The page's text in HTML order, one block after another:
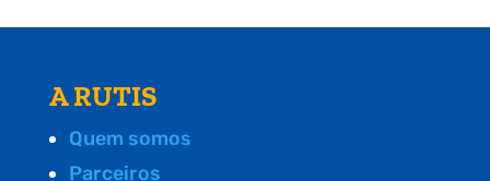
A RUTIS
Quem somos
Parceiros